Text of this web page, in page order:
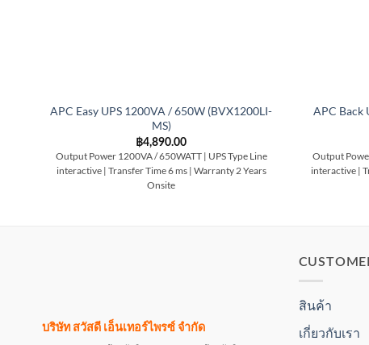
APC Easy UPS 1200VA / 650W (BVX1200LI-
MS)
฿4,890.00
Output Power 1200VA / 650WATT | UPS Type Line
interactive | Transfer Time 6 ms | Warranty 2 Years
Onsite
APC Back
Output
interactive |
บริษัท สวัสดี เอ็นเทอร์ไพรซ์ จำกัด
สินค้า
เกี่ยวกับเรา